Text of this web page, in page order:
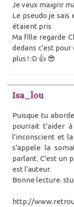
Je veux maigrir
Le pseudo je sais
étaient pris
Ma fille regarde
dedans c'est pour
plus ! :D 👍 😎
Isa_lou
Puisque tu
pourrait t'aider à
l'inconscient et
s'appele la
parlant. C'est un
est l'auteur.
Bonne lecture.
http://